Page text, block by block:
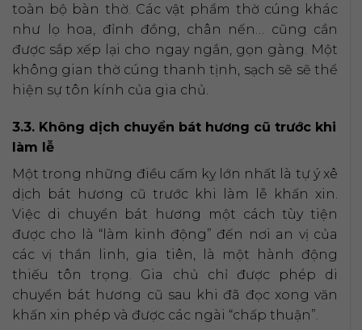
toàn bộ bàn thờ. Các vật phẩm thờ cúng khác
như lọ hoa, đỉnh đồng, chân nến… cũng cần
được sắp xếp lại cho ngay ngắn, gọn gàng. Một
không gian thờ cúng thanh tịnh, sạch sẽ sẽ thể
hiện sự tôn kính của gia chủ.
3.3. Không dịch chuyển bát hương cũ trước khi
làm lễ
Một trong những điều cấm kỵ lớn nhất là tự ý xê
dịch bát hương cũ trước khi làm lễ khấn xin.
Việc di chuyển bát hương một cách tùy tiện
được cho là “làm kinh động” đến nơi an vị của
các vị thần linh, gia tiên, là một hành động
thiếu tôn trọng. Gia chủ chỉ được phép di
chuyển bát hương cũ sau khi đã đọc xong văn
khấn xin phép và được các ngài “chấp thuận”.